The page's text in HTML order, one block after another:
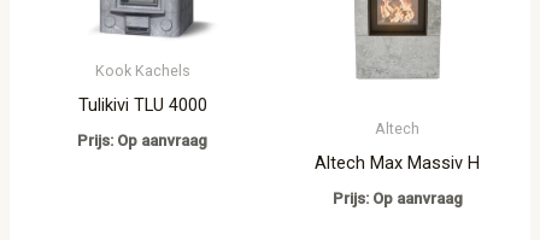
Kook Kachels
Tulikivi TLU 4000
Prijs: Op aanvraag
Altech
Altech Max Massiv H
Prijs: Op aanvraag